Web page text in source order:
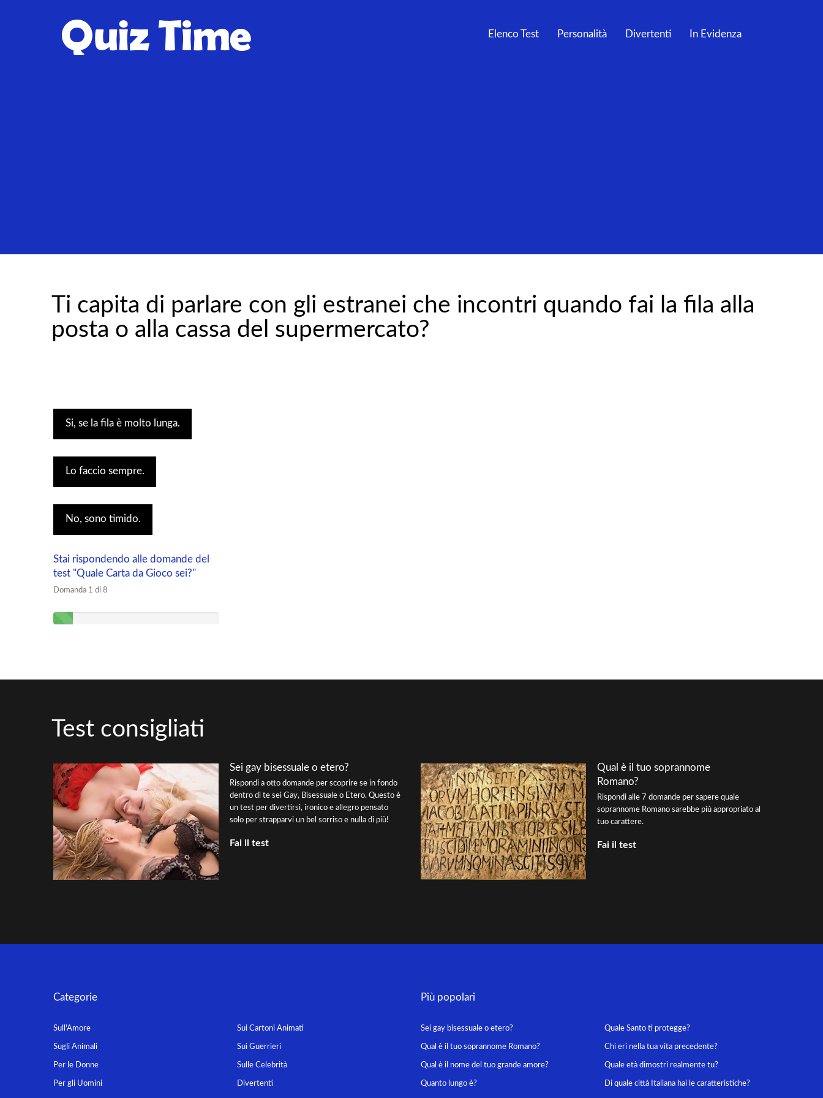
Elenco Test Personalità Divertenti In Evidenza
Ti capita di parlare con gli estranei che incontri quando fai la fila alla
posta o alla cassa del supermercato?
Si, se la fila è molto lunga.
Lo faccio sempre.
No, sono timido.
Stai rispondendo alle domande del
test "Quale Carta da Gioco sei?"
Domanda 1 di 8
Test consigliati
Sei gay bisessuale o etero?
Rispondi a otto domande per scoprire se in fondo
dentro di te sei Gay, Bisessuale o Etero. Questo è
un test per divertirsi, ironico e allegro pensato
solo per strapparvi un bel sorriso e nulla di più!
Fai il test
Qual è il tuo soprannome
Romano?
Rispondi alle 7 domande per sapere quale
soprannome Romano sarebbe più appropriato al
tuo carattere.
Fai il test
Categorie
Sull'Amore
Sugli Animali
Per le Donne
Per gli Uomini
Sui Cartoni Animati
Sui Guerrieri
Sulle Celebrità
Divertenti
Più popolari
Sei gay bisessuale o etero?
Qual è il tuo soprannome Romano?
Qual è il nome del tuo grande amore?
Quanto lungo è?
Quale Santo ti protegge?
Chi eri nella tua vita precedente?
Quale età dimostri realmente tu?
Di quale città Italiana hai le caratteristiche?